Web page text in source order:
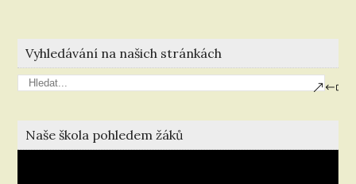
Vyhledávání na našich stránkách
Naše škola pohledem žáků